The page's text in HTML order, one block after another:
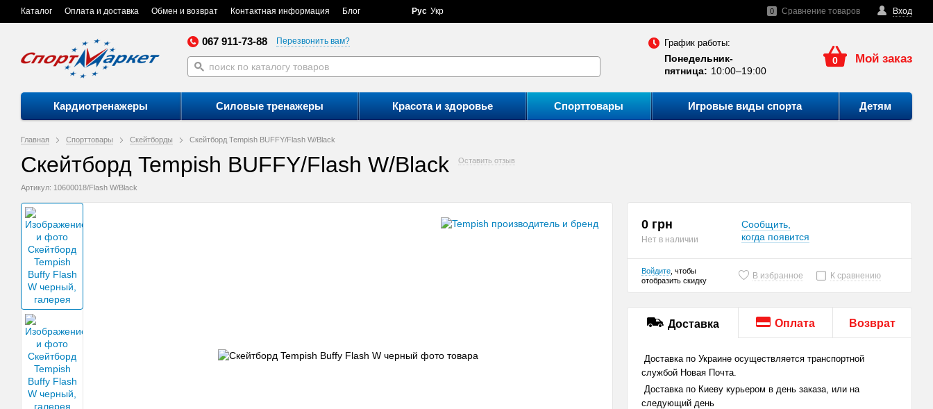
Каталог Оплата и доставка Обмен и возврат Контактная информация Блог Вход
0 Сравнение товаров
Рус Укр
067 911-73-88 Перезвонить вам? График работы:
Понедельник-
пятница: 10:00–19:00
0 Мой заказ
Кардиотренажеры Силовые тренажеры Красота и здоровье Спорттовары Игровые виды спорта Детям
Главная Спорттовары Скейтборды Скейтборд Tempish BUFFY/Flash W/Black
Скейтборд Tempish BUFFY/Flash W/Black Оставить отзыв
Артикул: 10600018/Flash W/Black
0 грн
Нет в наличии
Сообщить,
когда появится
Войдите , чтобы
отобразить скидку
В избранное К сравнению
Доставка Оплата Возврат
Доставка по Украине осуществляется транспортной
службой Новая Почта.
Доставка по Киеву курьером в день заказа, или на
следующий день